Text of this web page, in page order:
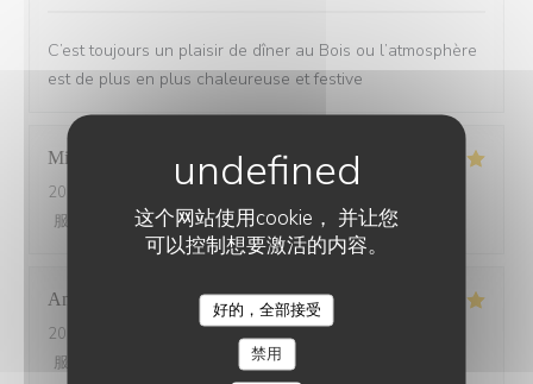
这个网站使用cookie， 并让您
可以控制想要激活的内容。
好的，全部接受
禁用
C’est toujours un plaisir de dîner au Bois ou l’atmosphère
est de plus en plus chaleureuse et festive
Michel
2026-07-20
服务
氛围:5/5 菜单:5/5 质价比 /5
Anne-Laure
2026-07-18
- 20:45 - 来宾 3
服务
5 /5 质价比